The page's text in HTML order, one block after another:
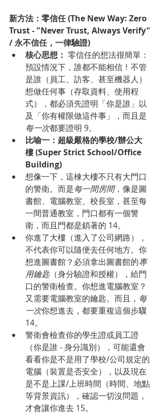
新方法：零信任 (The New Way: Zero
Trust - "Never Trust, Always Verify"
/ 永不信任，一律驗證)
核心思想： 零信任的想法很簡單：
預設情況下，誰都不能相信！不管
是誰（員工、訪客、甚至機器人）
想做任何事（存取資料、使用程
式），都必須先證明「你是誰」以
及「你有權限做這件事」，而且是
每一次都要證明 9。
比喻一：超級嚴格的學校/辦公大
樓 (Super Strict School/Office
Building)
想像一下，這棟大樓不只有大門口
的警衛。而是每一間房間，像是圖
書館、電腦教室、校長室，甚至每
一間普通教室，門口都有一個警
衛，而且門都是鎖著的 14。
你進了大樓（進入了公司網路），
不代表你可以隨便去任何地方。你
想進圖書館？必須拿出圖書館的專
用鑰匙（身分驗證和授權），給門
口的警衛檢查。你想進電腦教室？
又需要電腦教室的鑰匙。而且， 每
一次你想進去，都要重複這個步驟
14。
警衛會檢查你的學生證或員工證
（你是誰 - 身分識別），可能還會
看看你是不是用了學校/公司規定的
電腦（裝置是否安全），以及現在
是不是上課/上班時間（時間、地點
等背景資訊），確認一切沒問題，
才會讓你進去 15。